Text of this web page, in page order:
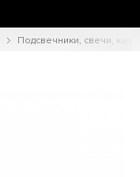
Подсвечники, свечи,